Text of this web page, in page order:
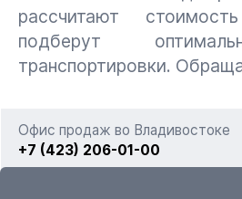
рассчитают
подберут
транспортировки.
Офис продаж во Владивостоке
+7 (423) 206-01-00